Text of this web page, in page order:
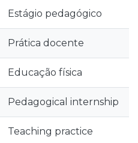
Estágio pedagógico
Prática docente
Educação física
Pedagogical internship
Teaching practice